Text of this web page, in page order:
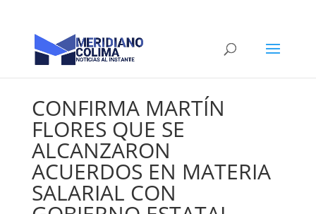
CONFIRMA MARTÍN
FLORES QUE SE
ALCANZARON
ACUERDOS EN MATERIA
SALARIAL CON